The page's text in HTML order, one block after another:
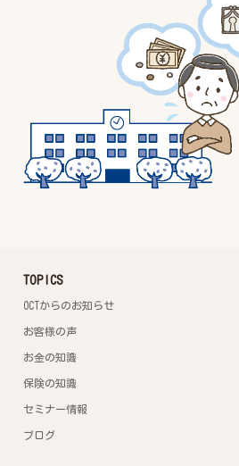
TOPICS
OCTからのお知らせ
お客様の声
お金の知識
保険の知識
セミナー情報
ブログ